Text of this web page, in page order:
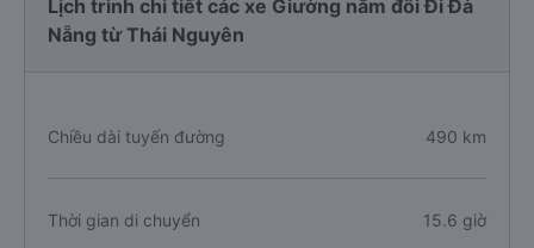
Lịch trình chi tiết các xe Giường nằm đôi Đi Đà
Nẵng từ Thái Nguyên
Chiều dài tuyến đường 490 km
Thời gian di chuyển 15.6 giờ